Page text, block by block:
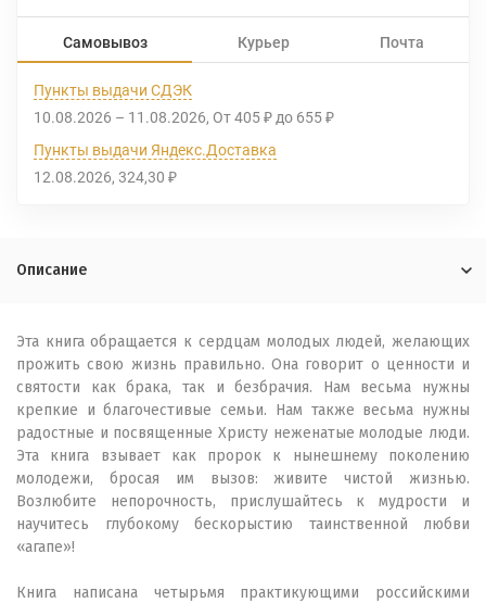
Самовывоз Курьер Почта
Пункты выдачи СДЭК
10.08.2026 – 11.08.2026 От 405 ₽ до 655 ₽
Пункты выдачи Яндекс.Доставка
12.08.2026 324,30 ₽
Описание
Эта книга обращается к сердцам молодых людей, желающих
прожить свою жизнь правильно. Она говорит о ценности и
святости как брака, так и безбрачия. Нам весьма нужны
крепкие и благочестивые семьи. Нам также весьма нужны
радостные и посвященные Христу неженатые молодые люди.
Эта книга взывает как пророк к нынешнему поколению
молодежи, бросая им вызов: живите чистой жизнью.
Возлюбите непорочность, прислушайтесь к мудрости и
научитесь глубокому бескорыстию таинственной любви
«агапе»!
Книга написана четырьмя практикующими российскими